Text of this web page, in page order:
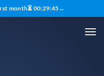
month⏳ 00:29:43→